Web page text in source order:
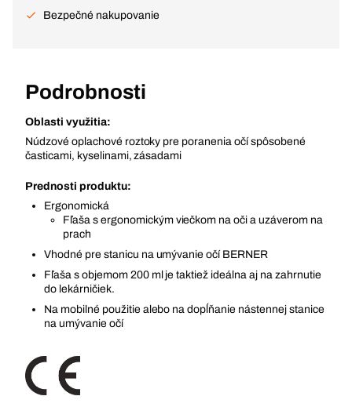
Bezpečné nakupovanie
Podrobnosti
Oblasti využitia:
Núdzové oplachové roztoky pre poranenia očí spôsobené
časticami, kyselinami, zásadami
Prednosti produktu:
Ergonomická
Fľaša s ergonomickým viečkom na oči a uzáverom na
prach
Vhodné pre stanicu na umývanie očí BERNER
Fľaša s objemom 200 ml je taktiež ideálna aj na zahrnutie
do lekárničiek.
Na mobilné použitie alebo na dopĺňanie nástennej stanice
na umývanie očí